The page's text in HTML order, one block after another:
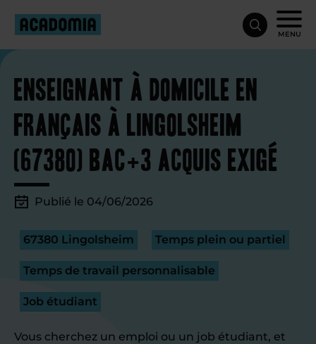
MENU
Enseignant à domicile en
français à Lingolsheim
(67380) bac+3 acquis exigé
Publié le 04/06/2026
67380 Lingolsheim Temps plein ou partiel
Temps de travail personnalisable
Job étudiant
Vous cherchez un emploi ou un job étudiant, et